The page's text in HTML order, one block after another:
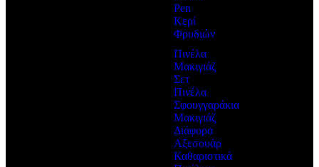
Pen
Κερί
Φρυδιών
Πινέλα
Μακιγιάζ
Σετ
Πινέλα
Σφουγγαράκια
Μακιγιάζ
Διάφορα
Αξεσουάρ
Καθαριστικά